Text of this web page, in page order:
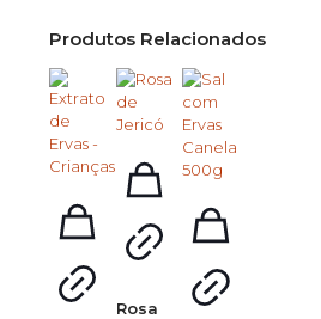
Produtos Relacionados
Rosa